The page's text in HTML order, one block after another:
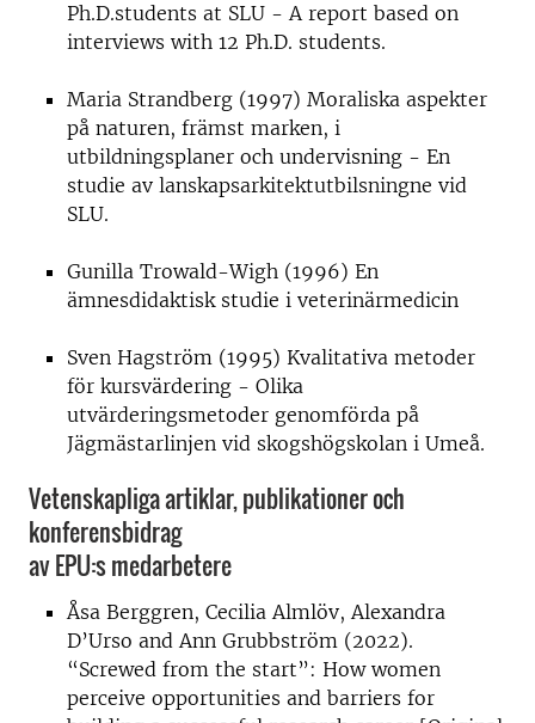
Ph.D.students at SLU - A report based on
interviews with 12 Ph.D. students.
Maria Strandberg (1997) Moraliska aspekter
på naturen, främst marken, i
utbildningsplaner och undervisning - En
studie av lanskapsarkitektutbilsningne vid
SLU.
Gunilla Trowald-Wigh (1996) En
ämnesdidaktisk studie i veterinärmedicin
Sven Hagström (1995) Kvalitativa metoder
för kursvärdering - Olika
utvärderingsmetoder genomförda på
Jägmästarlinjen vid skogshögskolan i Umeå.
Vetenskapliga artiklar, publikationer och
konferensbidrag
av EPU:s medarbetere
Åsa Berggren, Cecilia Almlöv, Alexandra
D’Urso and Ann Grubbström (2022).
“Screwed from the start”: How women
perceive opportunities and barriers for